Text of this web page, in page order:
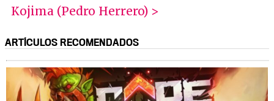
Kojima (Pedro Herrero) >
ARTÍCULOS RECOMENDADOS